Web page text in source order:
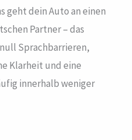
geht dein Auto an einen
Partner – das
Sprachbarrieren,
Klarheit und eine
innerhalb weniger